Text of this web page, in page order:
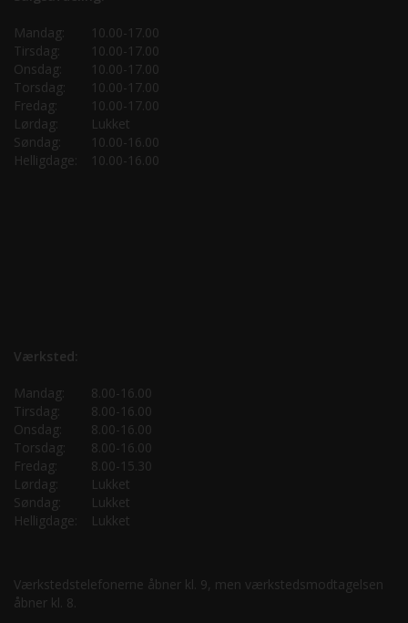
Mandag:
10.00-17.00
Tirsdag:
10.00-17.00
Onsdag:
10.00-17.00
Torsdag:
10.00-17.00
Fredag:
10.00-17.00
Lørdag:
Lukket
Søndag:
10.00-16.00
Helligdage:
10.00-16.00
Værksted:
Mandag:
8.00-16.00
Tirsdag:
8.00-16.00
Onsdag:
8.00-16.00
Torsdag:
8.00-16.00
Fredag:
8.00-15.30
Lørdag:
Lukket
Søndag:
Lukket
Helligdage:
Lukket
Værkstedstelefonerne åbner kl. 9, men værkstedsmodtagelsen
åbner kl. 8.